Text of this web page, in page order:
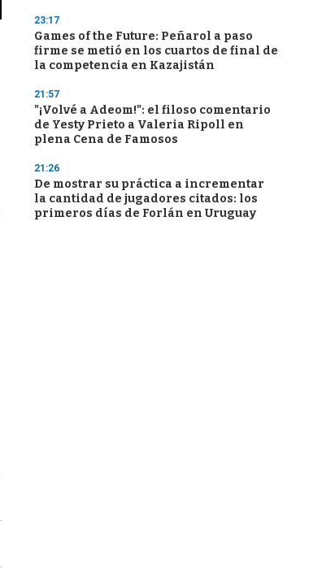
23:17
Games of the Future: Peñarol a paso
firme se metió en los cuartos de final de
la competencia en Kazajistán
21:57
"¡Volvé a Adeom!": el filoso comentario
de Yesty Prieto a Valeria Ripoll en
plena Cena de Famosos
21:26
De mostrar su práctica a incrementar
la cantidad de jugadores citados: los
primeros días de Forlán en Uruguay